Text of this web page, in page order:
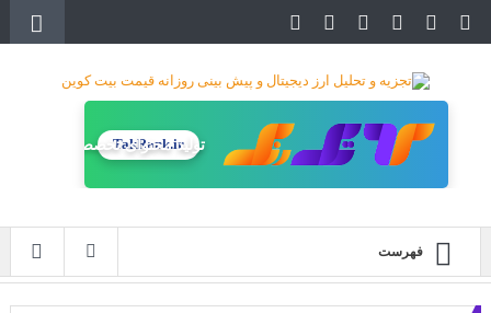
تولید محتوای تخصصی
TakRank.ir
فهرست